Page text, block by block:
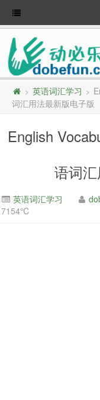
> 英语词汇学习 >
词汇用法最新版电子版
English
语词
英语词汇学习
7154℃